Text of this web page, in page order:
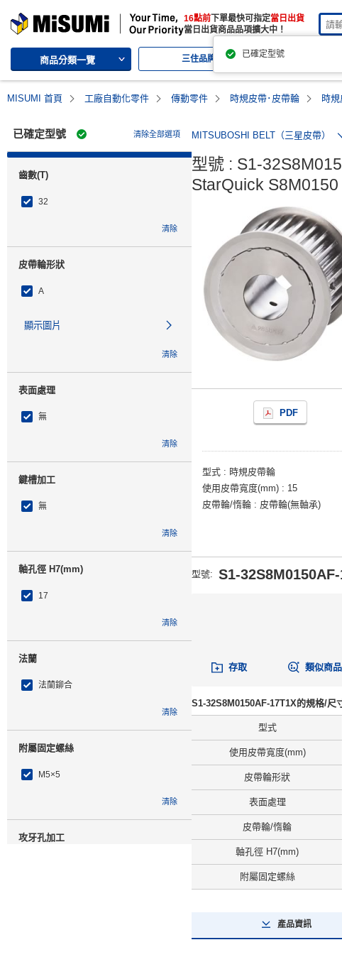
MISUMI | Your Time, Our Priority 16點前 下單最快可指定當日出貨
當日出貨商品品項擴大中！
商品分類一覽 三住品牌
MISUMI 首頁 工廠自動化零件 傳動零件 時規皮帶･皮帶輪 時
已確定型號 清除全部選項
齒數(T)
32
清除
皮帶輪形狀
A
顯示圖片
清除
表面處理
無
清除
鍵槽加工
無
清除
軸孔徑 H7(mm)
17
清除
法蘭
法蘭鉚合
清除
附屬固定螺絲
M5×5
清除
攻牙孔加工
MITSUBOSHI BELT（三星皮帶）
型號 : S1-
StarQuick S8M0150
PDF
型式 時規皮帶輪
使用皮帶寬度(mm)
15
皮帶輪/惰輪
皮帶輪(無軸承)
型號: S1-
存取 類似商品
S1-32S8M0150AF-17T1X的規格/尺
型式
使用皮帶寬度(mm)
皮帶輪形狀
表面處理
皮帶輪/惰輪
軸孔徑 H7(mm)
附屬固定螺絲
產品資訊
已確定型號